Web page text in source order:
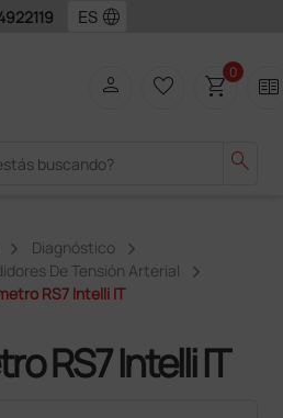
language
search
person favorite_border shopping_cart0 two_pager
Diagnóstico
De Tensión Arterial
RS7 Intelli IT
RS7 Intelli IT